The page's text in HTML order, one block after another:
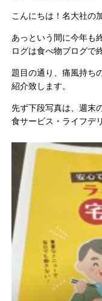
こんにちは！名大社の
あっという間に今年も
ログは食べ物ブログで
題目の通り、痛風持ち
紹介致します。
先ず下段写真は、週末
食サービス・ライフデ